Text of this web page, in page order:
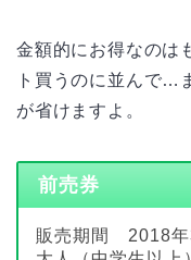
金額的にお得なのは
ト買うのに並んで…
が省けますよ。
前売券
販売期間 2018年